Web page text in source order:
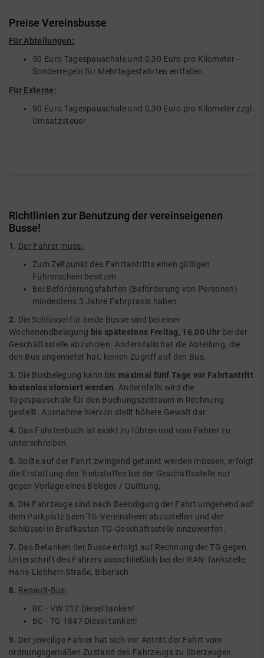
Preise Vereinsbusse
Für Abteilungen:
50 Euro Tagespauschale und 0,30 Euro pro Kilometer -
Sonderregeln für Mehrtagesfahrten entfallen
Für Externe:
90 Euro Tagespauschale und 0,30 Euro pro Kilometer zzgl.
Umsatzsteuer
Richtlinien zur Benutzung der vereinseigenen
Busse!
1. Der Fahrer muss:
Zum Zeitpunkt des Fahrtantritts einen gültigen
Führerschein besitzen
Bei Beförderungsfahrten (Beförderung von Personen)
mindestens 3 Jahre Fahrpraxis haben
2. Die Schlüssel für beide Busse sind bei einer
Wochenendbelegung bis spätestens Freitag, 16.00 Uhr bei der
Geschäftsstelle abzuholen. Andernfalls hat die Abteilung, die
den Bus angemietet hat, keinen Zugriff auf den Bus.
3. Die Busbelegung kann bis maximal fünf Tage vor Fahrtantritt
kostenlos storniert werden. Andernfalls wird die
Tagespauschale für den Buchungszeitraum in Rechnung
gestellt. Ausnahme hiervon stellt höhere Gewalt dar.
4. Das Fahrtenbuch ist exakt zu führen und vom Fahrer zu
unterschreiben.
5. Sollte auf der Fahrt zwingend getankt werden müssen, erfolgt
die Erstattung des Treibstoffes bei der Geschäftsstelle nur
gegen Vorlage eines Beleges / Quittung.
6. Die Fahrzeuge sind nach Beendigung der Fahrt umgehend auf
dem Parkplatz beim TG-Vereinsheim abzustellen und der
Schlüssel in Briefkasten TG-Geschäftsstelle einzuwerfen.
7. Das Betanken der Busse erfolgt auf Rechnung der TG gegen
Unterschrift des Fahrers ausschließlich bei der RAN-Tankstelle,
Hans-Liebherr-Straße, Biberach.
8. Renault-Bus:
BC - VW 212 Diesel tanken!
BC - TG 1847 Diesel tanken!
9. Der jeweilige Fahrer hat sich vor Antritt der Fahrt vom
ordnungsgemäßen Zustand des Fahrzeugs zu überzeugen.